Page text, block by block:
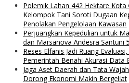
Polemik Lahan 442 Hektare Kota
Kelompok Tani Soroti Dugaan
Penolakan Pengelolaan Kawasan
Perjuangkan Kepedulian untuk
dan Marsanova Andesra Santuni
Reses Elfanis Jadi Ruang
Pemerintah Benahi Akurasi Data
Jaga Aset Daerah dan Tata
Dorong Ekonomi Makin Bergeliat